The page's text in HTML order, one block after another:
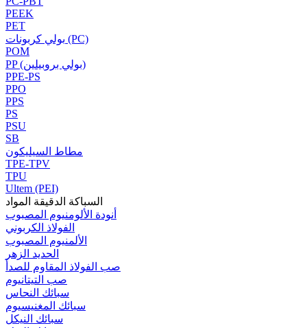
PEEK
PET
بولي كربونات (PC)
POM
PP (بولي بروبيلين)
PPE-PS
PPO
PPS
PS
PSU
SB
مطاط السيليكون
TPE-TPV
TPU
Ultem (PEI)
السباكة الدقيقة المواد
أنودة الألومنيوم المصبوب
الفولاذ الكربوني
الألمنيوم المصبوب
الحديد الزهر
صب الفولاذ المقاوم للصدأ
صب التيتانيوم
سبائك النحاس
سبائك المغنيسيوم
سبائك النيكل